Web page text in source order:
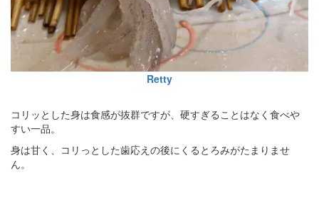
Retty
コリッとした身は食感が抜群ですが、硬すぎることはなく食べや
すい一品。
身は甘く、コリっとした歯応えの後にくるとろみがたまりませ
ん。